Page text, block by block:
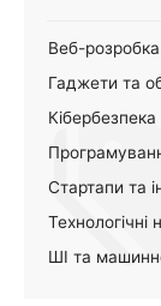
Веб-розробка
Гаджети та
Кібербезпека
Стартапи та
Технологічні
ШІ та